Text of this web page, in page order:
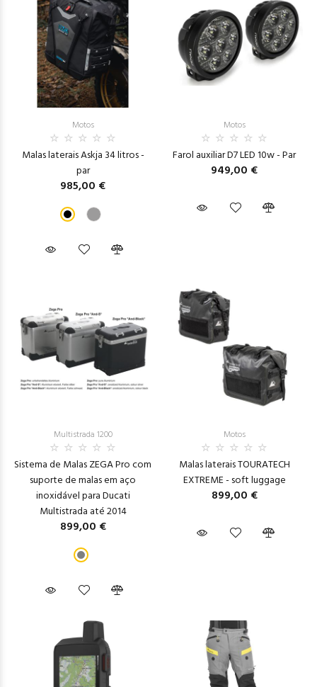
Motos
Malas laterais Askja 34 litros -
par
985,00 €
Motos
Farol auxiliar D7 LED 10w - Par
949,00 €
Multistrada 1200
Sistema de Malas ZEGA Pro com
suporte de malas em aço
inoxidável para Ducati
Multistrada até 2014
899,00 €
Motos
Malas laterais TOURATECH
EXTREME - soft luggage
899,00 €